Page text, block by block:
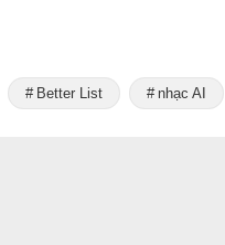
Better List nhạc AI